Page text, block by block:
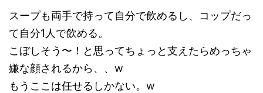
スープも両手で持って自分で飲めるし、コップだっ
て自分1人で飲める。
こぼしそう〜！と思ってちょっと支えたらめっちゃ
嫌な顔されるから、、w
もうここは任せるしかない。w